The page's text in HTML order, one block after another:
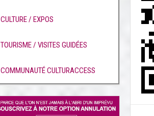
CULTURE / EXPOS
TOURISME / VISITES GUIDÉES
COMMUNAUTÉ CULTURACCESS